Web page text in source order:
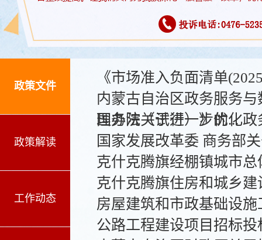
政策文件
政策解读
工作动态
《市场准入负面清单
内蒙古自治区政务服务
理办法（试行）》的...
国务院关于进一步优化
国家发展改革委 商务部
克什克腾旗经棚镇城市总
克什克腾旗住房和城乡
房屋建筑和市政基础设
公路工程建设项目招标投